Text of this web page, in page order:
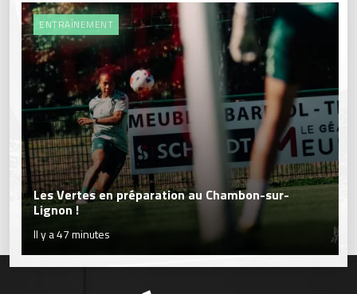
ENTRAÎNEMENT
Les Vertes en préparation au Chambon-sur-
Lignon !
Il y a 47 minutes